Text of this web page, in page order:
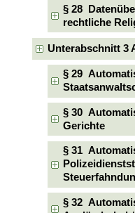
§ 28
rechtliche
Unterabschnitt 3
§ 29
§ 30
Gerichte
§ 31
§ 32